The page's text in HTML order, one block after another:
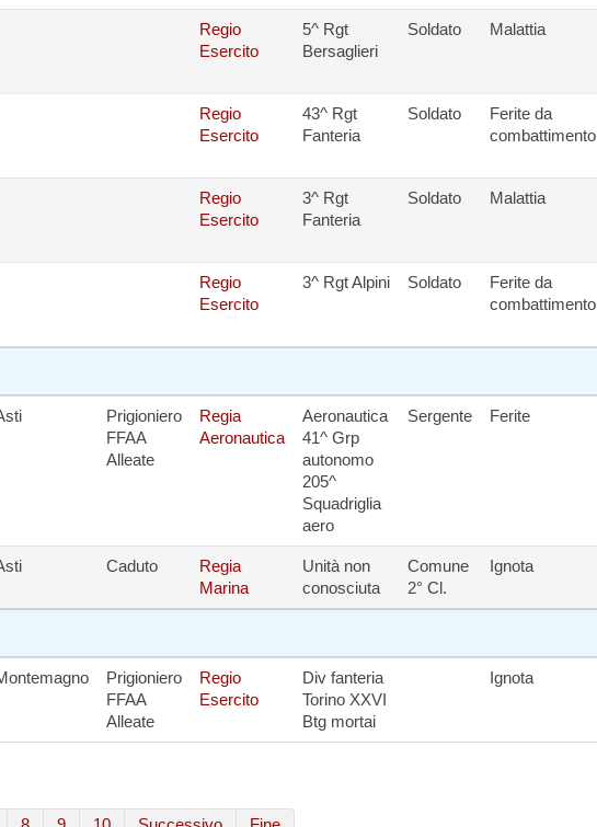
Regio
Esercito
5^ Rgt
Bersaglieri
Soldato Malattia
Regio
Esercito
43^ Rgt
Fanteria
Soldato
Ferite da
combattimento
Regio
Esercito
3^ Rgt
Fanteria
Soldato Malattia
Regio
Esercito
3^ Rgt Alpini Soldato
Ferite da
combattimento
Prigioniero
FFAA
Alleate
Regia
Aeronautica
Aeronautica
41^ Grp
autonomo
205^
Squadriglia
aero
Sergente Ferite
Caduto
Regia
Marina
Unità non
conosciuta
Comune
2° Cl.
Ignota
Prigioniero
FFAA
Alleate
Regio
Esercito
Div fanteria
Torino XXVI
Btg mortai
Ignota